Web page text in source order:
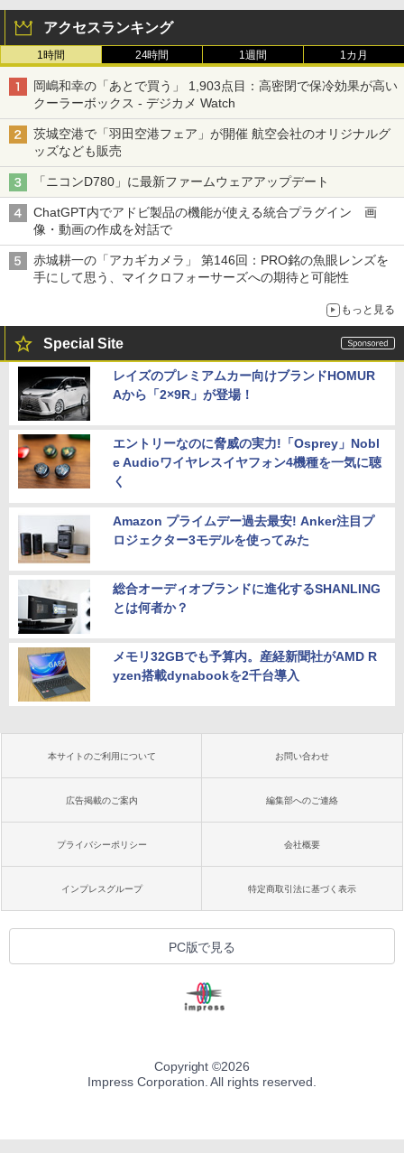
アクセスランキング
1時間 24時間 1週間 1カ月
岡嶋和幸の「あとで買う」 1,903点目：高密閉で保冷効果が高い
クーラーボックス - デジカメ Watch
茨城空港で「羽田空港フェア」が開催 航空会社のオリジナルグ
ッズなども販売
「ニコンD780」に最新ファームウェアアップデート
ChatGPT内でアドビ製品の機能が使える統合プラグイン 画
像・動画の作成を対話で
赤城耕一の「アカギカメラ」 第146回：PRO銘の魚眼レンズを
手にして思う、マイクロフォーサーズへの期待と可能性
もっと見る
Special Site
レイズのプレミアムカー向けブランドHOMUR
Aから「2×9R」が登場！
エントリーなのに脅威の実力!「Osprey」Nobl
e Audioワイヤレスイヤフォン4機種を一気に聴
く
Amazon プライムデー過去最安! Anker注目プ
ロジェクター3モデルを使ってみた
総合オーディオブランドに進化するSHANLING
とは何者か？
メモリ32GBでも予算内。産経新聞社がAMD R
yzen搭載dynabookを2千台導入
本サイトのご利用について お問い合わせ
広告掲載のご案内 編集部へのご連絡
プライバシーポリシー 会社概要
インプレスグループ 特定商取引法に基づく表示
PC版で見る
Copyright ©2026
Impress Corporation. All rights reserved.